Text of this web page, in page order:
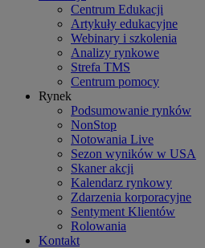
Centrum Edukacji
Artykuły edukacyjne
Webinary i szkolenia
Analizy rynkowe
Strefa TMS
Centrum pomocy
Rynek
Podsumowanie rynków
NonStop
Notowania Live
Sezon wyników w USA
Skaner akcji
Kalendarz rynkowy
Zdarzenia korporacyjne
Sentyment Klientów
Rolowania
Kontakt